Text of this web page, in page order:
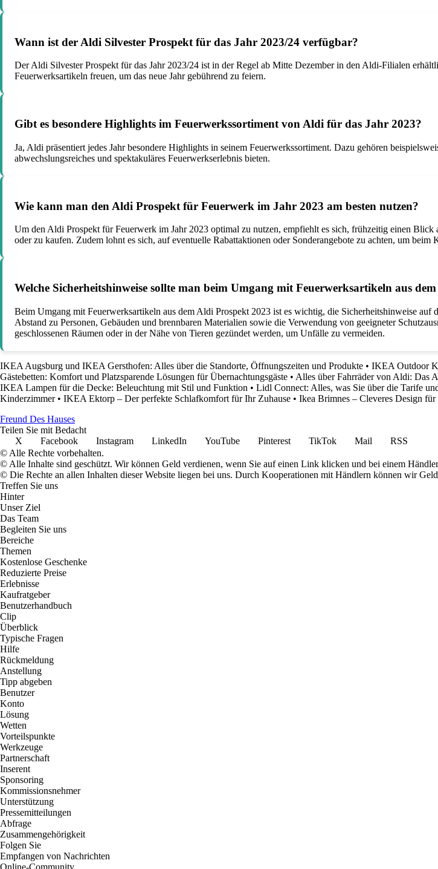
Wann ist der Aldi Silvester Prospekt für das Jahr 2023/24 verfügbar?
Der Aldi Silvester Prospekt für das Jahr 2023/24 ist in der Regel ab Mitte Dezember in den Aldi-Filialen
Feuerwerksartikeln freuen, um das neue Jahr gebührend zu feiern.
Gibt es besondere Highlights im Feuerwerkssortiment von Aldi für das Jahr 2023?
Ja, Aldi präsentiert jedes Jahr besondere Highlights in seinem Feuerwerkssortiment. Dazu gehören
abwechslungsreiches und spektakuläres Feuerwerkserlebnis bieten.
Wie kann man den Aldi Prospekt für Feuerwerk im Jahr 2023 am besten nutzen?
Um den Aldi Prospekt für Feuerwerk im Jahr 2023 optimal zu nutzen, empfiehlt es sich, frühzeitig einen
oder zu kaufen. Zudem lohnt es sich, auf eventuelle Rabattaktionen oder Sonderangebote zu achten, um beim
Welche Sicherheitshinweise sollte man beim Umgang mit Feuerwerksartikeln aus
Beim Umgang mit Feuerwerksartikeln aus dem Aldi Prospekt 2023 ist es wichtig, die Sicherheitshinweise auf
Abstand zu Personen, Gebäuden und brennbaren Materialien sowie die Verwendung von geeigneter
geschlossenen Räumen oder in der Nähe von Tieren gezündet werden, um Unfälle zu vermeiden.
IKEA Augsburg und IKEA Gersthofen: Alles über die Standorte, Öffnungszeiten und Produkte • IKEA Outdoor
Gästebetten: Komfort und Platzsparende Lösungen für Übernachtungsgäste • Alles über Fahrräder von Aldi: Das
IKEA Lampen für die Decke: Beleuchtung mit Stil und Funktion • Lidl Connect: Alles, was Sie über die Tarife
Kinderzimmer• IKEA Ektorp – Der perfekte Schlafkomfort für Ihr Zuhause • Ikea Brimnes – Cleveres Design für
Freund Des Hauses
Teilen Sie mit Bedacht
X
Facebook Instagram LinkedIn YouTube Pinterest TikTok Mail
RSS
© Alle Rechte vorbehalten.
© Alle Inhalte sind geschützt. Wir können Geld verdienen, wenn Sie auf einen Link klicken und bei einem
© Die Rechte an allen Inhalten dieser Website liegen bei uns. Durch Kooperationen mit Händlern können wir
Treffen Sie uns
Hinter
Unser Ziel
Das Team
Begleiten Sie uns
Bereiche
Themen
Kostenlose Geschenke
Reduzierte Preise
Erlebnisse
Kaufratgeber
Benutzerhandbuch
Clip
Überblick
Typische Fragen
Hilfe
Rückmeldung
Anstellung
Tipp abgeben
Benutzer
Konto
Lösung
Wetten
Vorteilspunkte
Werkzeuge
Partnerschaft
Inserent
Sponsoring
Kommissionsnehmer
Unterstützung
Pressemitteilungen
Abfrage
Zusammengehörigkeit
Folgen Sie
Empfangen von Nachrichten
Online-Community